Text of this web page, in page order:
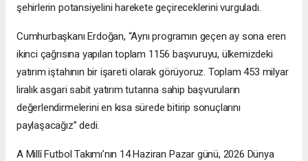
şehirlerin potansiyelini harekete geçireceklerini vurguladı.
Cumhurbaşkanı Erdoğan, “Aynı programın geçen ay sona eren
ikinci çağrısına yapılan toplam 1156 başvuruyu, ülkemizdeki
yatırım iştahının bir işareti olarak görüyoruz. Toplam 453 milyar
liralık asgari sabit yatırım tutarına sahip başvuruların
değerlendirmelerini en kısa sürede bitirip sonuçlarını
paylaşacağız” dedi.
A Millî Futbol Takımı’nın 14 Haziran Pazar günü, 2026 Dünya